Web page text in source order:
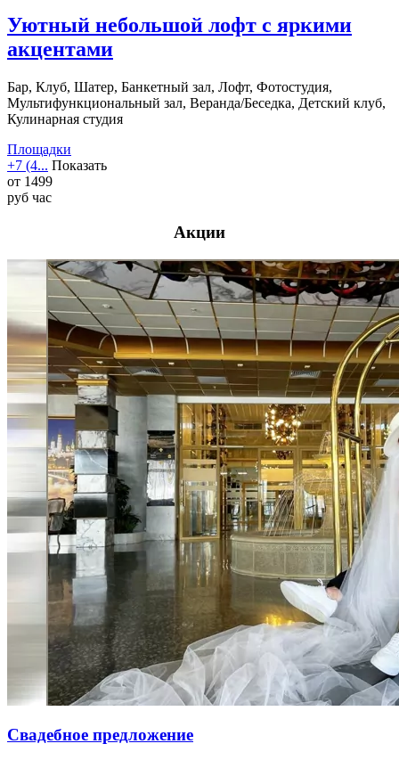
Уютный небольшой лофт с яркими
акцентами
Бар, Клуб, Шатер, Банкетный зал, Лофт, Фотостудия,
Мультифункциональный зал, Веранда/Беседка, Детский клуб,
Кулинарная студия
Площадки
+7 (4... Показать
от 1499
руб час
Акции
Свадебное предложение